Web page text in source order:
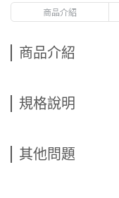
商品介紹
商品介紹
規格說明
其他問題